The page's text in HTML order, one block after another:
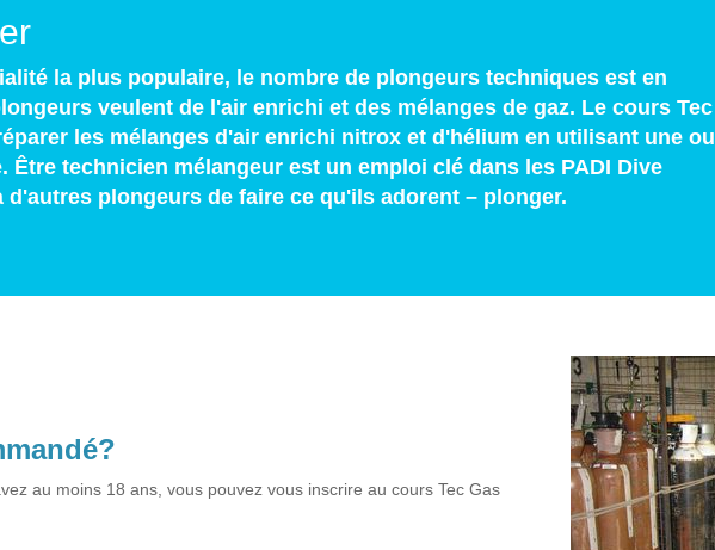
la plus populaire, le nombre de plongeurs techniques est en
veulent de l'air enrichi et des mélanges de gaz. Le cours Tec
les mélanges d'air enrichi nitrox et d'hélium en utilisant une ou
Être technicien mélangeur est un emploi clé dans les PADI Dive
plongeurs de faire ce qu'ils adorent – plonger.
au moins 18 ans, vous pouvez vous inscrire au cours Tec Gas